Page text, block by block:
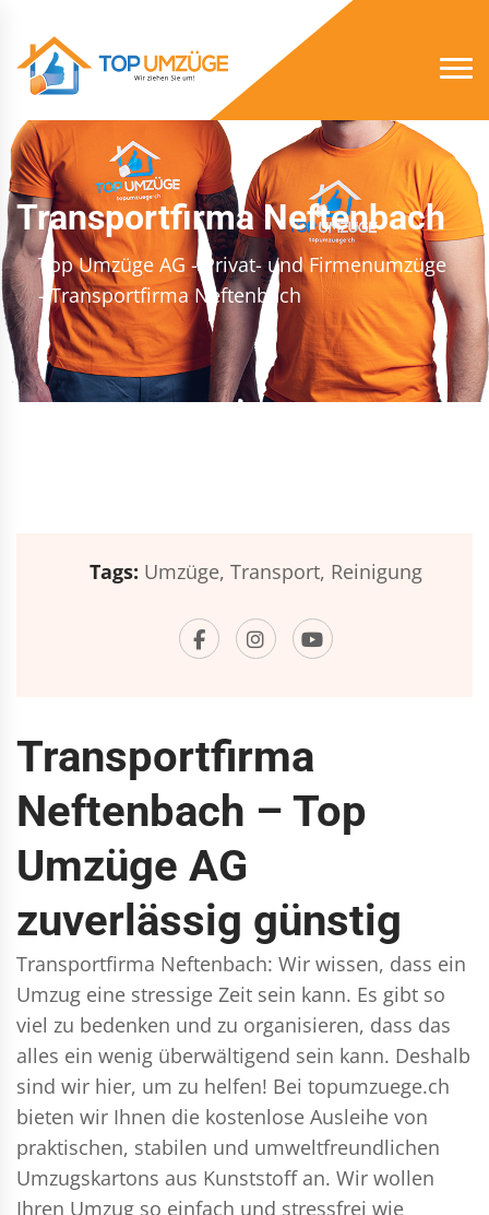
Transportfirma Neftenbach
Top Umzüge AG - Privat- und Firmenumzüge
- Transportfirma Neftenbach
Tags: Umzüge, Transport, Reinigung
Transportfirma
Neftenbach – Top
Umzüge AG
zuverlässig günstig
Transportfirma Neftenbach: Wir wissen, dass ein
Umzug eine stressige Zeit sein kann. Es gibt so
viel zu bedenken und zu organisieren, dass das
alles ein wenig überwältigend sein kann. Deshalb
sind wir hier, um zu helfen! Bei topumzuege.ch
bieten wir Ihnen die kostenlose Ausleihe von
praktischen, stabilen und umweltfreundlichen
Umzugskartons aus Kunststoff an. Wir wollen
Ihren Umzug so einfach und stressfrei wie